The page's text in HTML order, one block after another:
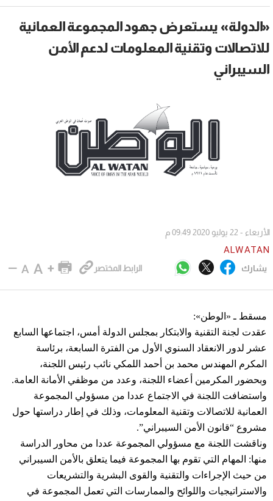
«الدولة» يستعرض جهود المجموعة العمانية
للاتصالات وتقنية المعلومات لدعم الأمن
السيبراني
يشارك الرابط المختصر
الأربعاء - 22 يوليو 2020 09:49 م
ALWATAN
مسقط ـ «الوطن»:
عقدت لجنة التقنية والابتكار بمجلس الدولة أمس، اجتماعها السابع
عشر لدور الانعقاد السنوي الأول من الفترة السابعة، برئاسة
المكرم المهندس محمد بن أحمد اللمكي نائب رئيس اللجنة،
وبحضور المكرمين أعضاء اللجنة، وعدد من موظفي الأمانة العامة.
واستضافت اللجنة في الاجتماع عددا من مسؤولي المجموعة
العمانية للاتصالات وتقنية المعلومات، وذلك في إطار دراستها حول
مشروع “قانون الأمن السيبراني”.
وناقشت اللجنة مع مسؤولي المجموعة عددا من محاور الدراسة
منها: المهام التي تقوم بها المجموعة فيما يتعلق بالأمن السيبراني
من حيث الإجراءات والتقنية والقوى البشرية والتشريعات
والاستراتيجيات واللوائح والممارسات التي تعمل المجموعة في